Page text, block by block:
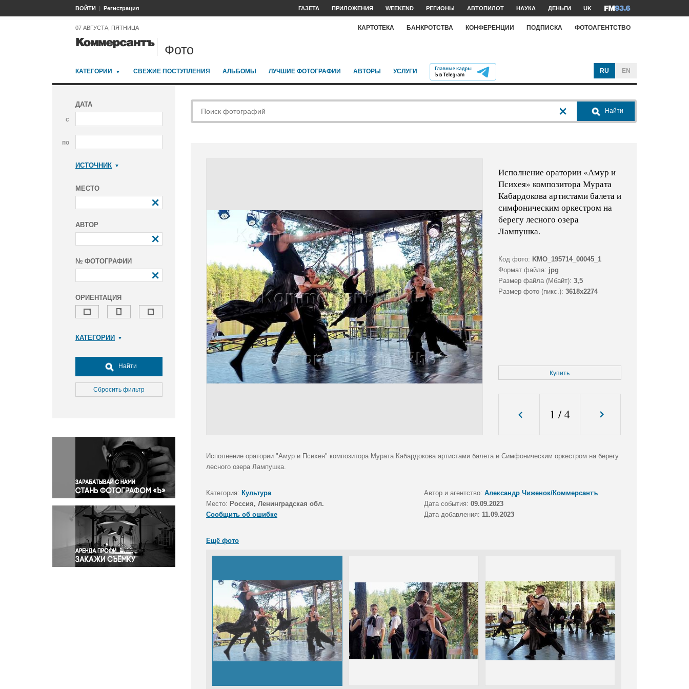
ВОЙТИ Регистрация ГАЗЕТА ПРИЛОЖЕНИЯ WEEKEND РЕГИОНЫ АВТОПИЛОТ НАУКА ДЕНЬГИ UK
07 АВГУСТА, ПЯТНИЦА КАРТОТЕКА БАНКРОТСТВА КОНФЕРЕНЦИИ ПОДПИСКА ФОТОАГЕНТСТВО
Фото
КАТЕГОРИИ СВЕЖИЕ ПОСТУПЛЕНИЯ АЛЬБОМЫ ЛУЧШИЕ ФОТОГРАФИИ АВТОРЫ УСЛУГИ RU EN
ДАТА
с
по
ИСТОЧНИК
МЕСТО
АВТОР
№ ФОТОГРАФИИ
ОРИЕНТАЦИЯ
КАТЕГОРИИ
Досуг, туризм и отдых
Культура
Медицина
Окружающая среда
Политика
Правосудие
Происшествия и конфликты
Религия
Светская жизнь
Спорт
Экология
Экономика и бизнес
Найти
Сбросить фильтр
Найти
Исполнение оратории «Амур и
Психея» композитора Мурата
Кабардокова артистами балета и
симфоническим оркестром на
берегу лесного озера
Лампушка.
Код фото: KMO_195714_00045_1
Формат файла: jpg
Размер файла (Мбайт): 3,5
Размер фото (пикс.): 3618x2274
Купить
1 /4
Исполнение оратории "Амур и Психея" композитора Мурата Кабардокова артистами балета и Симфоническим оркестром на берегу
лесного озера Лампушка.
Категория: Культура Автор и агентство: Александр Чиженок/Коммерсантъ
Место: Россия, Ленинградская обл. Дата события: 09.09.2023
Сообщить об ошибке
Дата добавления: 11.09.2023
Ещё фото